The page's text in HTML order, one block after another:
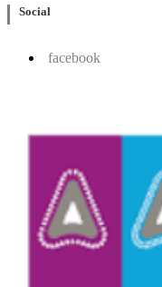
Social
facebook